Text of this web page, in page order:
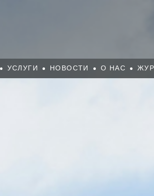
УСЛУГИ НОВОСТИ О НАС